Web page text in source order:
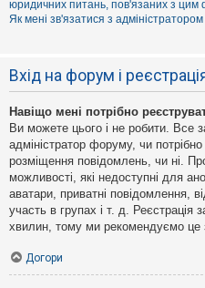
юридичних питань, пов'язаних з
Як мені зв'язатися з
Вхід на форум і
Навіщо мені потрібно
Ви можете цього і не робити. Все
адміністратор форуму, чи
розміщення повідомлень, чи ні.
можливості, які недоступні для
аватари, приватні повідомлення,
участь в групах і т. д. Реєстрація
хвилин, тому ми рекомендуємо це
Догори